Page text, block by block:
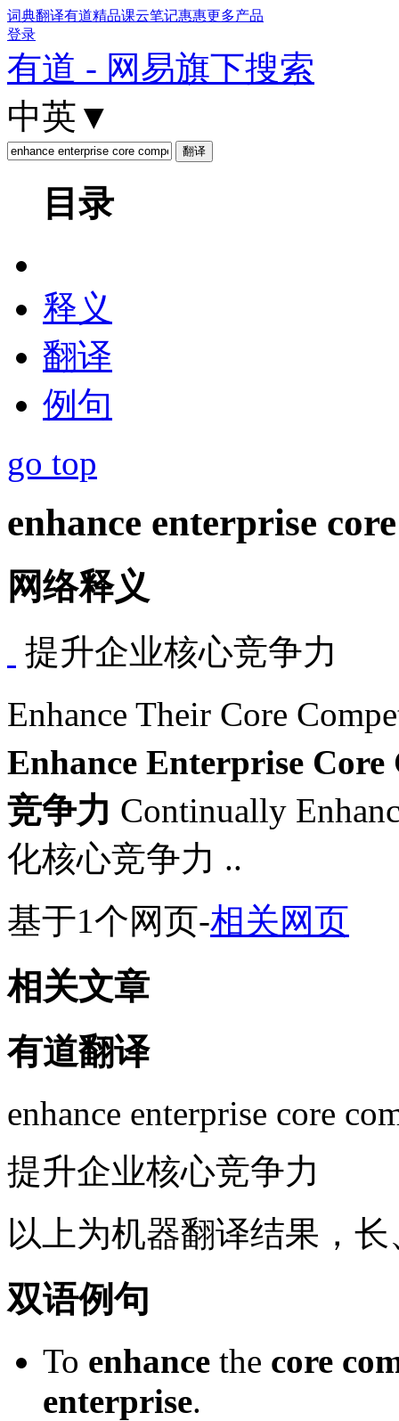
词典翻译有道精品课云笔记惠惠更多产品
登录
有道 - 网易旗下搜索
中英 ▼
目录
释义
翻译
例句
go top
enhance enterprise
网络释义
提升企业核心竞争力
Enhance Their Core
Enhance Enterprise
竞争力 Continually
化核心竞争力 ..
基于1个网页-相关网页
相关文章
有道翻译
enhance enterprise core
提升企业核心竞争力
以上为机器翻译结果，
双语例句
To enhance the core
enterprise.